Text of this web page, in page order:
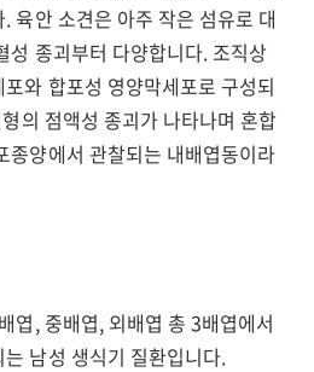
육안 소견은 아주 작은 섬유로 대
성 종괴부터 다양합니다. 조직상
와 합포성 영양막세포로 구성되
의 점액성 종괴가 나타나며 혼합
종양에서 관찰되는 내배엽동이라
엽, 중배엽, 외배엽 총 3배엽에서
남성 생식기 질환입니다.